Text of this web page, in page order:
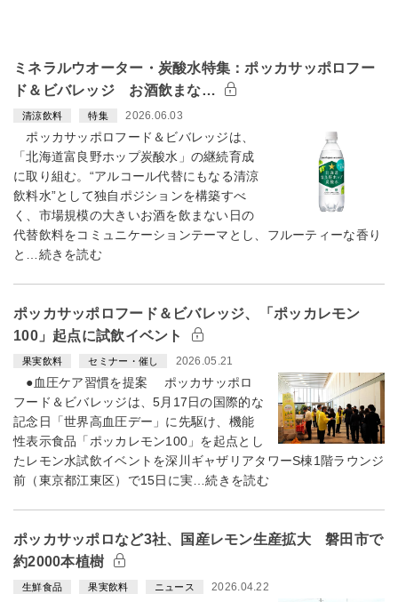
ミネラルウオーター・炭酸水特集：ポッカサッポロフー
ド＆ビバレッジ お酒飲まな…
清涼飲料 特集 2026.06.03
ポッカサッポロフード＆ビバレッジは、
「北海道富良野ホップ炭酸水」の継続育成
に取り組む。“アルコール代替にもなる清涼
飲料水”として独自ポジションを構築すべ
く、市場規模の大きいお酒を飲まない日の
代替飲料をコミュニケーションテーマとし、フルーティーな香り
と…続きを読む
ポッカサッポロフード＆ビバレッジ、「ポッカレモン
100」起点に試飲イベント
果実飲料 セミナー・催し 2026.05.21
●血圧ケア習慣を提案 ポッカサッポロ
フード＆ビバレッジは、5月17日の国際的な
記念日「世界高血圧デー」に先駆け、機能
性表示食品「ポッカレモン100」を起点とし
たレモン水試飲イベントを深川ギャザリアタワーS棟1階ラウンジ
前（東京都江東区）で15日に実…続きを読む
ポッカサッポロなど3社、国産レモン生産拡大 磐田市で
約2000本植樹
生鮮食品 果実飲料 ニュース 2026.04.22